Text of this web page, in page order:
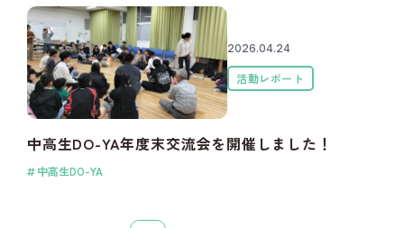
2026.04.24
活動レポート
中高生DO-YA年度末交流会を開催しました！
中高生DO-YA